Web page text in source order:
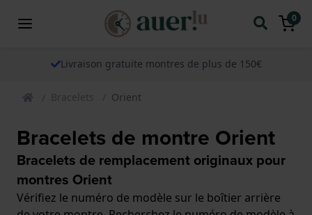
0
Livraison gratuite montres de plus de 150€
Bracelets Orient
Bracelets de montre Orient
Bracelets de remplacement originaux pour
montres Orient
Vérifiez le numéro de modèle sur le boîtier arrière